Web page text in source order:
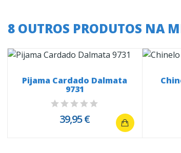
8 OUTROS PRODUTOS NA
Pijama Cardado Dalmata
9731
39,95 €